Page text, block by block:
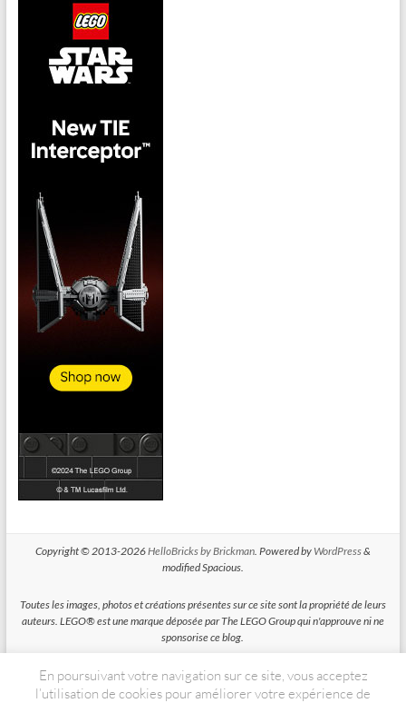
Copyright © 2013-2026HelloBricks by Brickman. Powered by WordPress&
modified Spacious.
Toutes les images, photos et créations présentes sur ce site sont la propriété de leurs
auteurs. LEGO® est une marque déposée par The LEGO Group qui n'approuve ni ne
sponsorise ce blog.
HelloBricks participe au Programme Partenaires d'Amazon EU, un programme
d'affiliation conçu pour permettre à des sites de percevoir une rémunération grace à
En poursuivant votre navigation sur ce site, vous acceptez
l’utilisation de cookies pour améliorer votre expérience de